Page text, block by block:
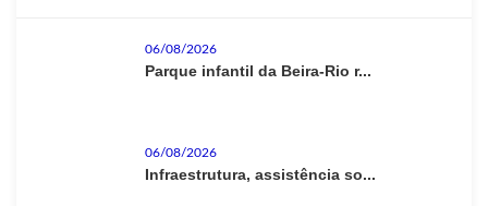
06/08/2026
Parque infantil da Beira-Rio r...
06/08/2026
Infraestrutura, assistência so...